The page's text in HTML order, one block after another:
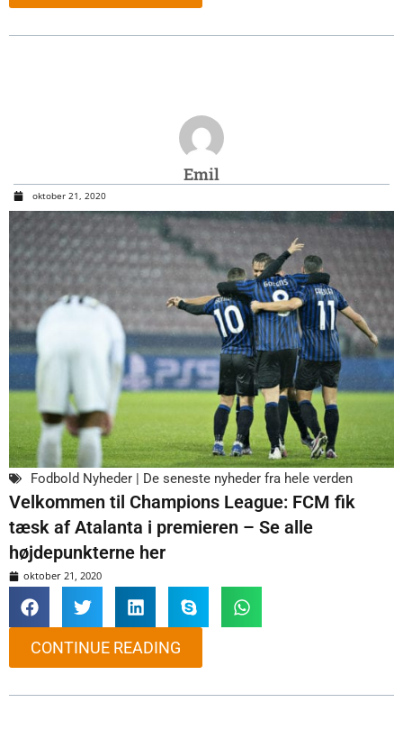
Emil
oktober 21, 2020
Fodbold Nyheder | De seneste nyheder fra hele verden
Velkommen til Champions League: FCM fik
tæsk af Atalanta i premieren – Se alle
højdepunkterne her
oktober 21, 2020
CONTINUE READING